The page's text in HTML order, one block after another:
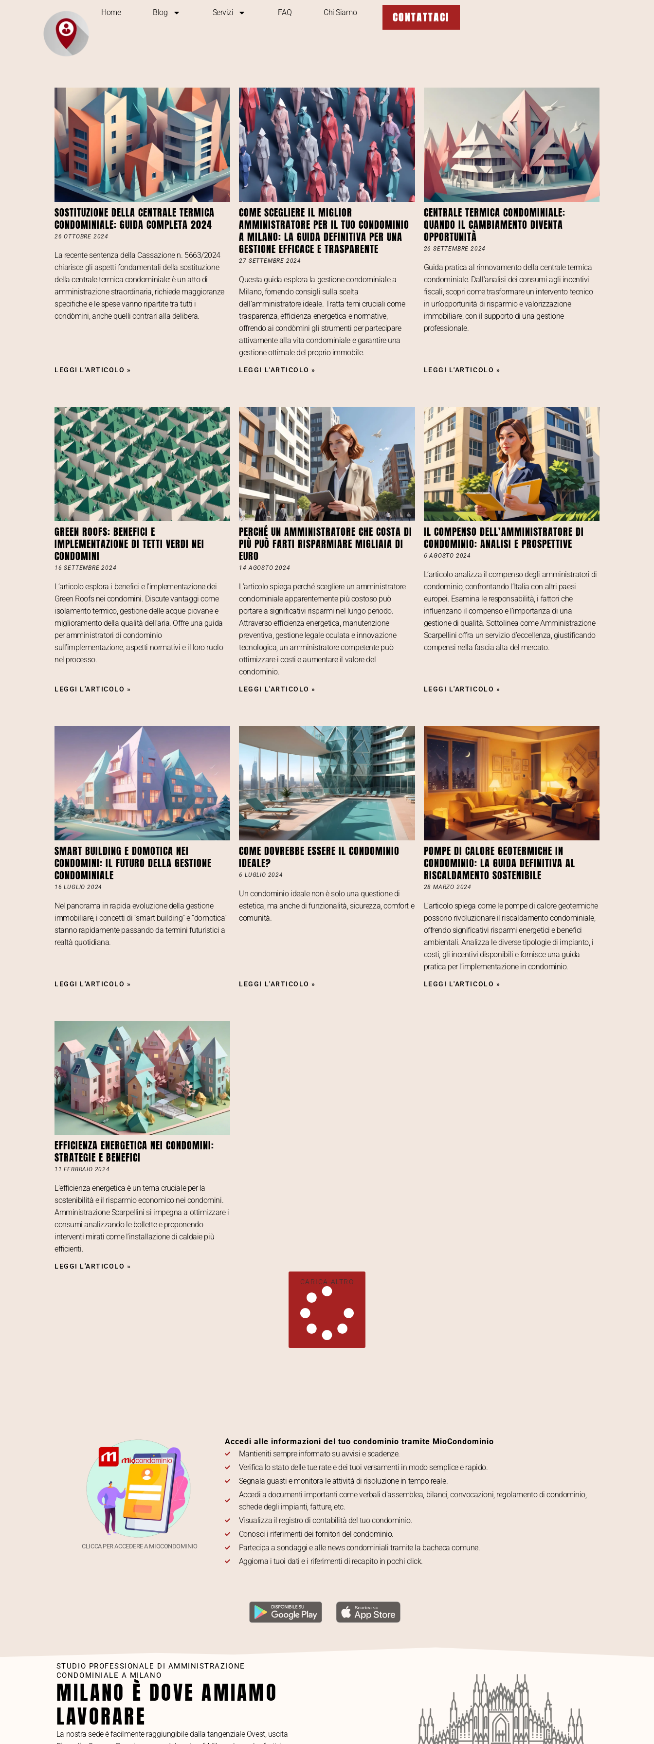
Home Blog Servizi FAQ Chi Siamo CONTATTACI
SOSTITUZIONE DELLA CENTRALE TERMICA
CONDOMINIALE: GUIDA COMPLETA 2024
26 OTTOBRE 2024
La recente sentenza della Cassazione n. 5663/2024
chiarisce gli aspetti fondamentali della sostituzione
della centrale termica condominiale: è un atto di
amministrazione straordinaria, richiede maggioranze
specifiche e le spese vanno ripartite tra tutti i
condòmini, anche quelli contrari alla delibera.
LEGGI L'ARTICOLO »
COME SCEGLIERE IL MIGLIOR
AMMINISTRATORE PER IL TUO CONDOMINIO
A MILANO: LA GUIDA DEFINITIVA PER UNA
GESTIONE EFFICACE E TRASPARENTE
27 SETTEMBRE 2024
Questa guida esplora la gestione condominiale a
Milano, fornendo consigli sulla scelta
dell’amministratore ideale. Tratta temi cruciali come
trasparenza, efficienza energetica e normative,
offrendo ai condòmini gli strumenti per partecipare
attivamente alla vita condominiale e garantire una
gestione ottimale del proprio immobile.
LEGGI L'ARTICOLO »
CENTRALE TERMICA CONDOMINIALE:
QUANDO IL CAMBIAMENTO DIVENTA
OPPORTUNITÀ
26 SETTEMBRE 2024
Guida pratica al rinnovamento della centrale termica
condominiale. Dall’analisi dei consumi agli incentivi
fiscali, scopri come trasformare un intervento tecnico
in un’opportunità di risparmio e valorizzazione
immobiliare, con il supporto di una gestione
professionale.
LEGGI L'ARTICOLO »
GREEN ROOFS: BENEFICI E
IMPLEMENTAZIONE DI TETTI VERDI NEI
CONDOMINI
16 SETTEMBRE 2024
L’articolo esplora i benefici e l’implementazione dei
Green Roofs nei condomini. Discute vantaggi come
isolamento termico, gestione delle acque piovane e
miglioramento della qualità dell’aria. Offre una guida
per amministratori di condominio
sull’implementazione, aspetti normativi e il loro ruolo
nel processo.
LEGGI L'ARTICOLO »
PERCHÉ UN AMMINISTRATORE CHE COSTA DI
PIÙ PUÒ FARTI RISPARMIARE MIGLIAIA DI
EURO
14 AGOSTO 2024
L’articolo spiega perché scegliere un amministratore
condominiale apparentemente più costoso può
portare a significativi risparmi nel lungo periodo.
Attraverso efficienza energetica, manutenzione
preventiva, gestione legale oculata e innovazione
tecnologica, un amministratore competente può
ottimizzare i costi e aumentare il valore del
condominio.
LEGGI L'ARTICOLO »
IL COMPENSO DELL’AMMINISTRATORE DI
CONDOMINIO: ANALISI E PROSPETTIVE
6 AGOSTO 2024
L’articolo analizza il compenso degli amministratori di
condominio, confrontando l’Italia con altri paesi
europei. Esamina le responsabilità, i fattori che
influenzano il compenso e l’importanza di una
gestione di qualità. Sottolinea come Amministrazione
Scarpellini offra un servizio d’eccellenza, giustificando
compensi nella fascia alta del mercato.
LEGGI L'ARTICOLO »
SMART BUILDING E DOMOTICA NEI
CONDOMINI: IL FUTURO DELLA GESTIONE
CONDOMINIALE
16 LUGLIO 2024
Nel panorama in rapida evoluzione della gestione
immobiliare, i concetti di “smart building” e “domotica”
stanno rapidamente passando da termini futuristici a
realtà quotidiana.
LEGGI L'ARTICOLO »
COME DOVREBBE ESSERE IL CONDOMINIO
IDEALE?
6 LUGLIO 2024
Un condominio ideale non è solo una questione di
estetica, ma anche di funzionalità, sicurezza, comfort e
comunità.
LEGGI L'ARTICOLO »
POMPE DI CALORE GEOTERMICHE IN
CONDOMINIO: LA GUIDA DEFINITIVA AL
RISCALDAMENTO SOSTENIBILE
28 MARZO 2024
L’articolo spiega come le pompe di calore geotermiche
possono rivoluzionare il riscaldamento condominiale,
offrendo significativi risparmi energetici e benefici
ambientali. Analizza le diverse tipologie di impianto, i
costi, gli incentivi disponibili e fornisce una guida
pratica per l’implementazione in condominio.
LEGGI L'ARTICOLO »
EFFICIENZA ENERGETICA NEI CONDOMINI:
STRATEGIE E BENEFICI
11 FEBBRAIO 2024
L’efficienza energetica è un tema cruciale per la
sostenibilità e il risparmio economico nei condomini.
Amministrazione Scarpellini si impegna a ottimizzare i
consumi analizzando le bollette e proponendo
interventi mirati come l’installazione di caldaie più
efficienti.
LEGGI L'ARTICOLO »
CARICA ALTRO
CLICCA PER ACCEDERE A MIOCONDOMINIO
Accedi alle informazioni del tuo condominio tramite MioCondominio
Mantieniti sempre informato su avvisi e scadenze.
Verifica lo stato delle tue rate e dei tuoi versamenti in modo semplice e rapido.
Segnala guasti e monitora le attività di risoluzione in tempo reale.
Accedi a documenti importanti come verbali d'assemblea, bilanci, convocazioni, regolamento di condominio,
schede degli impianti, fatture, etc.
Visualizza il registro di contabilità del tuo condominio.
Conosci i riferimenti dei fornitori del condominio.
Partecipa a sondaggi e alle news condominiali tramite la bacheca comune.
Aggiorna i tuoi dati e i riferimenti di recapito in pochi click.
STUDIO PROFESSIONALE DI AMMINISTRAZIONE
CONDOMINIALE A MILANO
MILANO È DOVE AMIAMO
LAVORARE
La nostra sede è facilmente raggiungibile dalla tangenziale Ovest, uscita